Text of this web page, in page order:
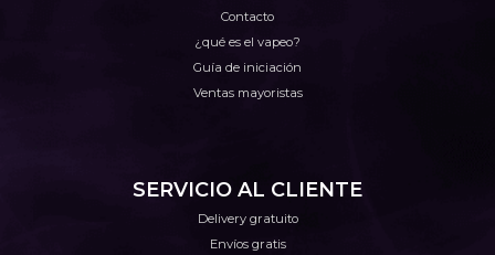
Contacto
¿qué es el vapeo?
Guía de iniciación
Ventas mayoristas
SERVICIO AL CLIENTE
Delivery gratuito
Envíos gratis